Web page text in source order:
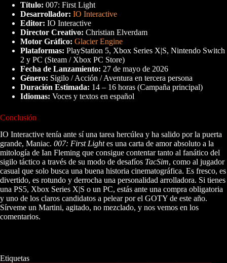
Título: 007: First Light
Desarrollador: IO Interactive
Editor: IO Interactive
Director Creativo: Christian Elverdam
Motor Gráfico: Glacier Engine
Plataformas: PlayStation 5, Xbox Series X|S, Nintendo Switch
2 y PC (Steam / Xbox PC Store)
Fecha de Lanzamiento: 27 de mayo de 2026
Género: Sigilo / Acción / Aventura en tercera persona
Duración Estimada: 14 – 16 horas (Campaña principal)
Idiomas: Voces y textos en español
Conclusión
IO Interactive tenía ante sí una tarea hercúlea y ha salido por la puerta
grande, Maniac. 007: First Lightes una carta de amor absoluto a la
mitología de Ian Fleming que consigue contentar tanto al fanático del
sigilo táctico a través de su modo de desafíos TacSim, como al jugador
casual que solo busca una buena historia cinematográfica. Es fresco, es
divertido, es rotundo y derrocha una personalidad arrolladora. Si tienes
una PS5, Xbox Series X|S o un PC, estás ante una compra obligatoria
y uno de los claros candidatos a pelear por el GOTY de este año.
Sírveme un Martini, agitado, no mezclado, y nos vemos en los
comentarios.
Etiquetas